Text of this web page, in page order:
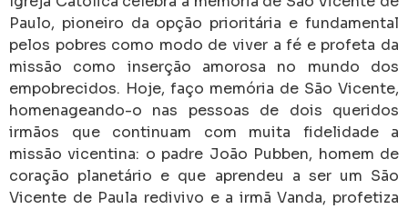
Paulo, pioneiro da opção prioritária e fundamental
pelos pobres como modo de viver a fé e profeta da
missão como inserção amorosa no mundo dos
empobrecidos. Hoje, faço memória de São Vicente,
homenageando-o nas pessoas de dois queridos
irmãos que continuam com muita fidelidade a
missão vicentina: o padre João Pubben, homem de
coração planetário e que aprendeu a ser um São
Vicente de Paula redivivo e a irmã Vanda, profetiza